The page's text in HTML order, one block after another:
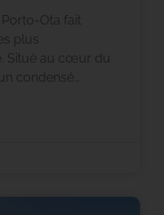
Ota fait
plus
Situé au cœur du
condensé…